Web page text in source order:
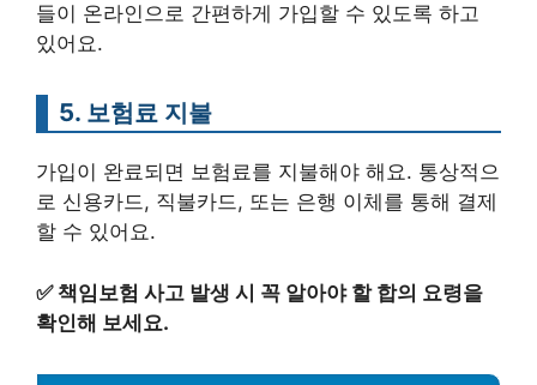
들이 온라인으로 간편하게 가입할 수 있도록 하고
있어요.
5. 보험료 지불
가입이 완료되면 보험료를 지불해야 해요. 통상적으
로 신용카드, 직불카드, 또는 은행 이체를 통해 결제
할 수 있어요.
✅책임보험 사고 발생 시 꼭 알아야 할 합의 요령을
확인해 보세요.